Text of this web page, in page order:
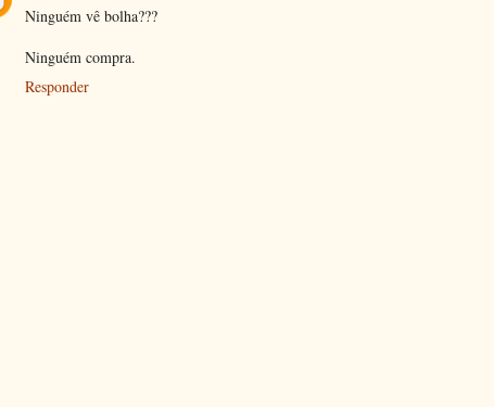
Ninguém vê bolha???
Ninguém compra.
Responder